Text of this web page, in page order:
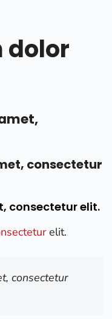
dolor
consectetur
consectetur elit.
elit.
consectetur